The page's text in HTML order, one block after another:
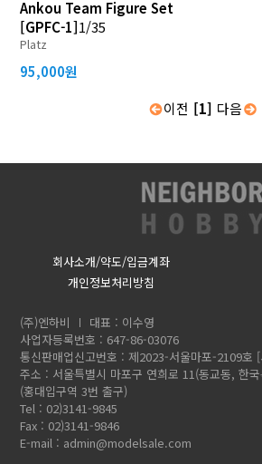
Ankou Team Figure Set
[GPFC-1]1/35
Platz
95,000원
이전 [1] 다음
회사소개/약도/입금계좌
개인정보처리방침
(주)엔하비
대표 : 이수영
사업자등록번호 : 647-86-03076
통신판매업신고번호 : 제2023-서울마포-2109호
주소 : 서울특별시 마포구 연희로 11(동교동, 한
(홍대입구역 3번 출구)
Tel : 02)3141-9845
Fax : 02)3141-9846
E-mail : admin@modelsale.com